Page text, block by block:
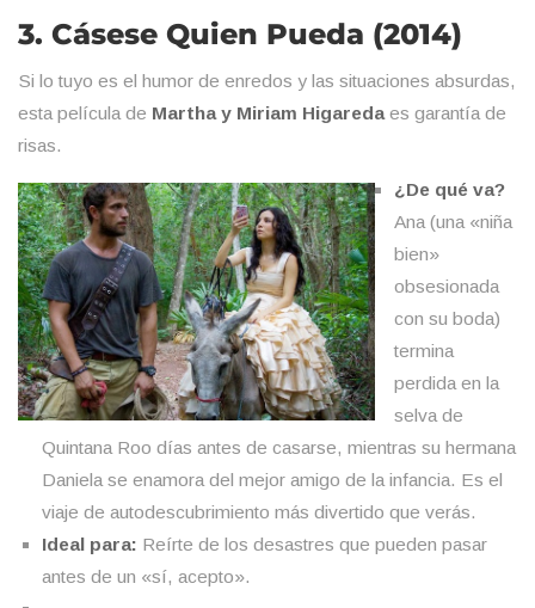
3. Cásese Quien Pueda (2014)
Si lo tuyo es el humor de enredos y las situaciones absurdas,
esta película de Martha y Miriam Higareda es garantía de
risas.
¿De qué va?
Ana (una «niña
bien»
obsesionada
con su boda)
termina
perdida en la
selva de
Quintana Roo días antes de casarse, mientras su hermana
Daniela se enamora del mejor amigo de la infancia. Es el
viaje de autodescubrimiento más divertido que verás.
Ideal para: Reírte de los desastres que pueden pasar
antes de un «sí, acepto».